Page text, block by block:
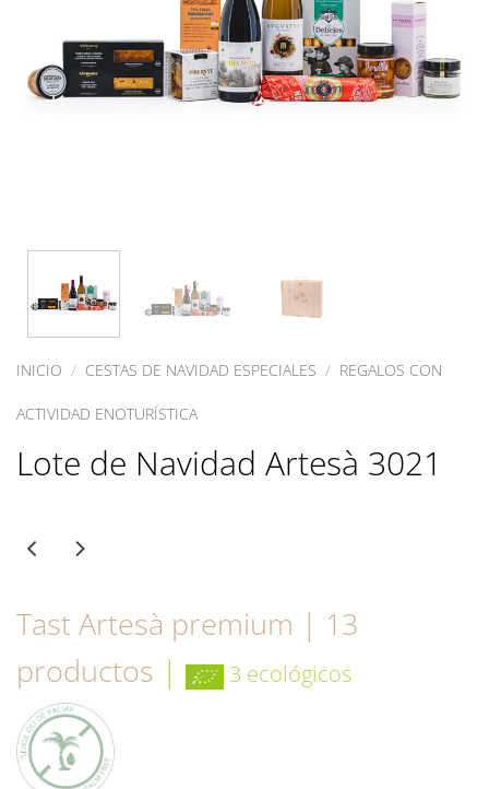
INICIO / CESTAS DE NAVIDAD ESPECIALES / REGALOS CON
ACTIVIDAD ENOTURÍSTICA
Lote de Navidad Artesà 3021
Tast Artesà premium | 13
productos | 3 ecológicos